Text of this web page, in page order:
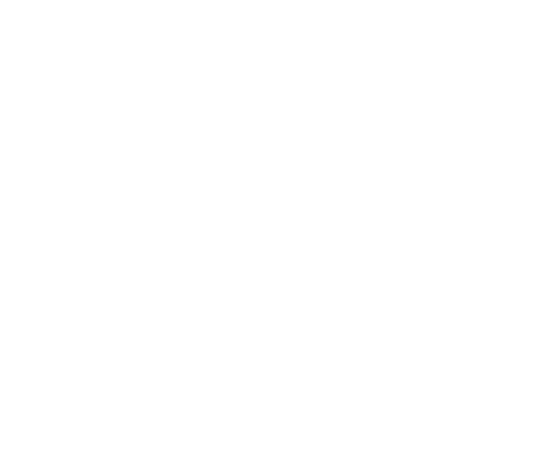
了承ください。
き作成されるも
御機器販売店・
ようお願いしま
にご登録され
ず変更すること
下、フタル酸ジブチ
ない年数を意
可)を取得する
要な手段を講じ
これらの製造装
、取り引きをい